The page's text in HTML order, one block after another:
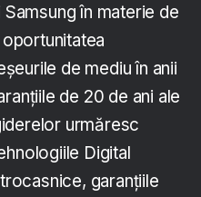
în materie de
de mediu în anii
de 20 de ani ale
urmăresc
Digital
garanțiile